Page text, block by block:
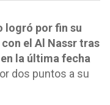
logró por fin su
el Al Nassr tras
la última fecha
dos puntos a su